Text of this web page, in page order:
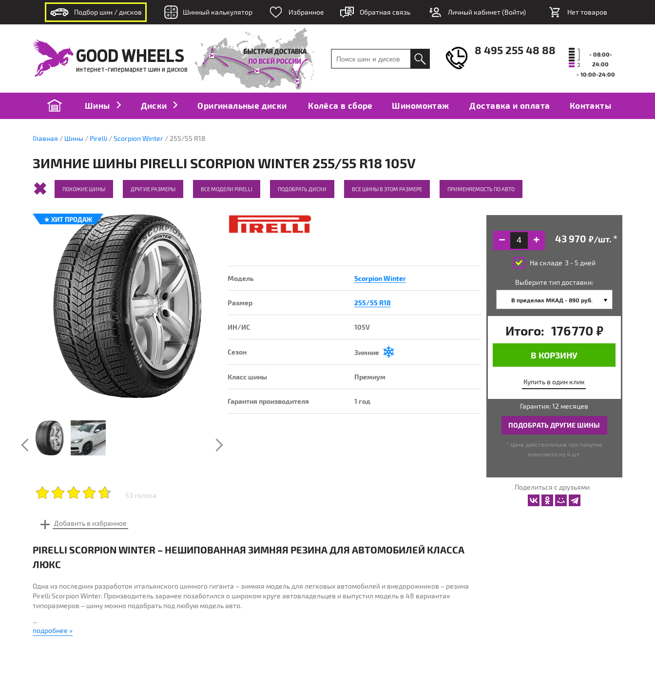
Подбор шин / дисков Шинный калькулятор Избранное Обратная связь Личный кабинет (Войти) Нет товаров
GOOD WHEELS
интернет-гипермаркет шин и дисков
8 495 255 48 88
- 08:00-
24:00
- 10:00-24:00
Шины Диски Оригинальные диски Колёса в сборе Шиномонтаж Доставка и оплата Контакты
Главная Шины Pirelli Scorpion Winter 255/55 R18
ЗИМНИЕ ШИНЫ PIRELLI SCORPION WINTER 255/55 R18 105V
ПОХОЖИЕ ШИНЫ ДРУГИЕ РАЗМЕРЫ ВСЕ МОДЕЛИ PIRELLI ПОДОБРАТЬ ДИСКИ ВСЕ ШИНЫ В ЭТОМ РАЗМЕРЕ ПРИМЕНЯЕМОСТЬ ПО АВТО
руб./шт.
На складе 3 - 5 дней
Выберите тип доставки:
В пределах МКАД - 890 руб.
Итого: 176 770 руб.
В КОРЗИНУ
Купить в один клик
Гарантия: 12 месяцев
ПОДОБРАТЬ ДРУГИЕ ШИНЫ
* Цена действительна при покупке
комплекта из 4 шт.
Поделиться с друзьями
★ХИТ ПРОДАЖ
53 голоса
Модель Scorpion Winter
Размер 255/55 R18
ИН/ИС 105V
Сезон Зимние
Класс шины Премиум
Гарантия производителя 1 год
PIRELLI SCORPION WINTER – НЕШИПОВАННАЯ ЗИМНЯЯ РЕЗИНА ДЛЯ АВТОМОБИЛЕЙ КЛАССА
ЛЮКС
Одна из последних разработок итальянского шинного гиганта – зимняя модель для легковых автомобилей и внедорожников – резина
Pirelli Scorpion Winter. Производитель заранее позаботился о широком круге автовладельцев и выпустил модель в 48 вариантах
типоразмеров – шину можно подобрать под любую модель авто.
...
подробнее »